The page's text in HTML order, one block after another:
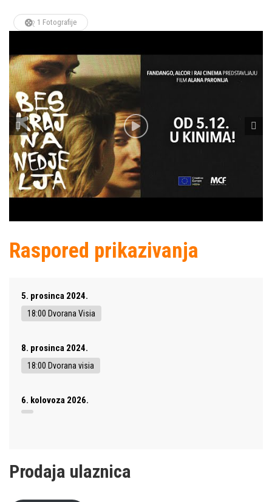
1 Fotografije
Raspored prikazivanja
5. prosinca 2024.
18:00 Dvorana Visia
8. prosinca 2024.
18:00 Dvorana visia
6. kolovoza 2026.
Prodaja ulaznica